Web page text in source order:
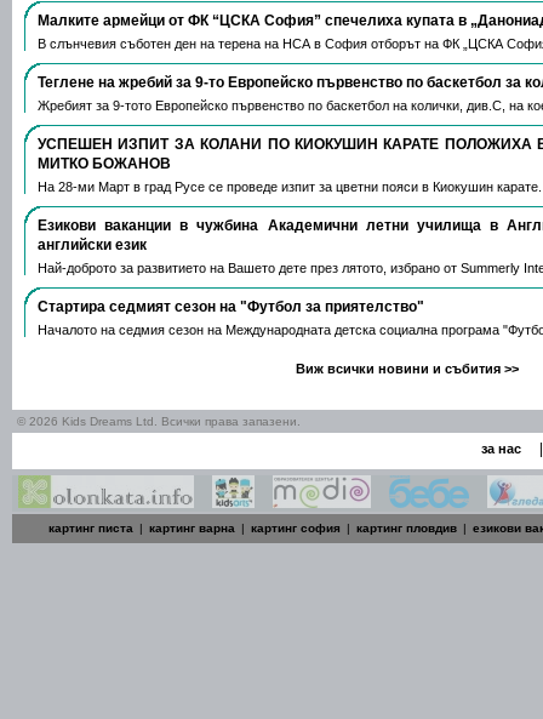
Малките армейци от ФК “ЦСКА София” спечелиха купата в
В слънчевия съботен ден на терена на НСА в София отборът на ФК „ЦСКА
Теглене на жребий за 9-то Европейско първенство по баскетбол за
Жребият за 9-тото Европейско първенство по баскетбол на колички, див.С, на
УСПЕШЕН ИЗПИТ ЗА КОЛАНИ ПО КИОКУШИН КАРАТЕ ПОЛОЖИХА
МИТКО БОЖАНОВ
На 28-ми Март в град Русе се проведе изпит за цветни пояси в Киокушин
Езикови ваканции​ в чужбина Академични летни училища в
английски език
Най-доброто за развитието на Вашето дете през лятото, избрано от Summerly
Стартира седмият сезон на "Футбол за приятелство"
Началото на седмия сезон на Международната детска социална програма
Виж всички новини и събития >>
© 2026 Kids Dreams Ltd. Всички права запазени.
за нас
картинг писта | картинг варна | картинг софия | картинг пловдив | езикови